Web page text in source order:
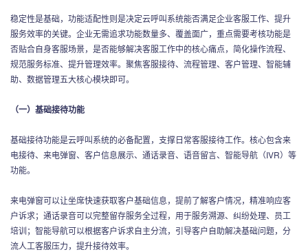
稳定性是基础，功能适配性则是决定云呼叫系统能否满足企业客服工作、提升
服务效率的关键。企业无需追求功能数量多、覆盖面广，重点需要考核功能是
否贴合自身客服场景，是否能够解决客服工作中的核心痛点，简化操作流程、
规范服务标准、提升管理效率。聚焦客服接待、流程管理、客户管理、智能辅
助、数据管理五大核心模块即可。
（一）基础接待功能
基础接待功能是云呼叫系统的必备配置，支撑日常客服接待工作。核心包含来
电接待、来电弹窗、客户信息展示、通话录音、语音留言、智能导航（IVR）等
功能。
来电弹窗可以让坐席快速获取客户基础信息，提前了解客户情况，精准响应客
户诉求；通话录音可以完整留存服务全过程，用于服务溯源、纠纷处理、员工
培训；智能导航可以根据客户诉求自主分流，引导客户自助解决基础问题，分
流人工客服压力，提升接待效率。